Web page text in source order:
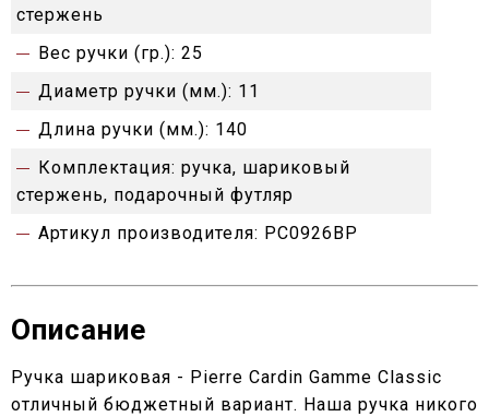
стержень
Вес ручки (гр.): 25
Диаметр ручки (мм.): 11
Длина ручки (мм.): 140
Комплектация: ручка, шариковый
стержень, подарочный футляр
Артикул производителя: PC0926BP
Описание
Ручка шариковая - Pierre Cardin Gamme Classic
отличный бюджетный вариант. Наша ручка никого